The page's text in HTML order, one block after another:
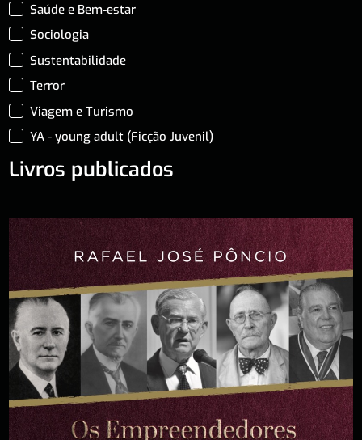
Saúde e Bem-estar
Sociologia
Sustentabilidade
Terror
Viagem e Turismo
YA - young adult (Ficção Juvenil)
Livros publicados